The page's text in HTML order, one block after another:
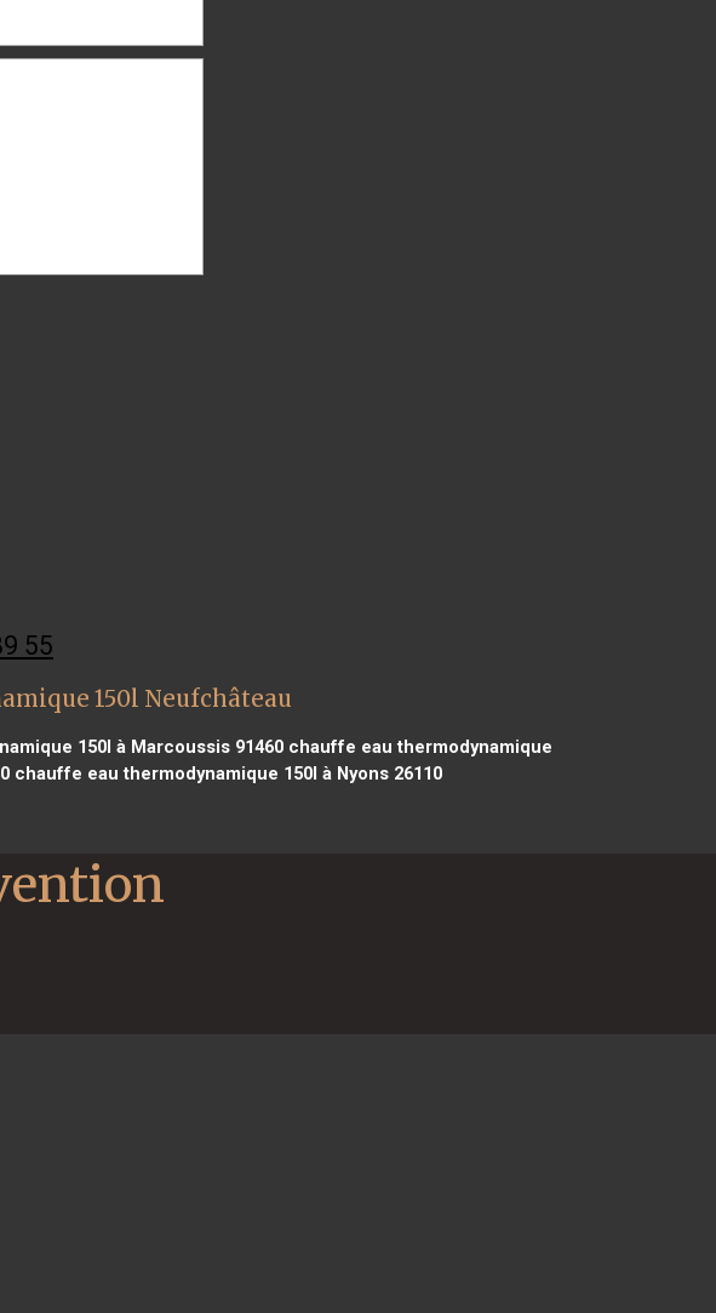
55
150l Neufchâteau
150l à Marcoussis 91460 chauffe eau thermodynamique
chauffe eau thermodynamique 150l à Nyons 26110